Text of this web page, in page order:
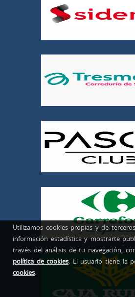
Utilizamos cookies propias y de
información estadística y mostrarte
través del análisis de tu navegación,
política de cookies. El usuario tiene la
cookies.